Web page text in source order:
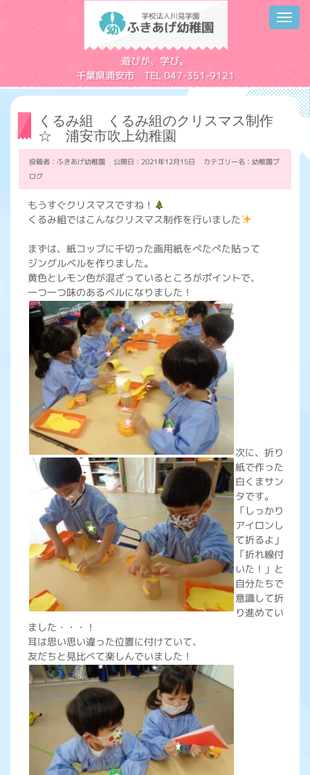
遊びが、学び。
千葉県浦安市 TEL 047-351-9121
くるみ組 くるみ組のクリスマス制作
☆ 浦安市吹上幼稚園
投稿者：ふきあげ幼稚園 公開日：2021年12月15日 カテゴリー名： 幼稚園ブ
ログ
もうすぐクリスマスですね！
くるみ組ではこんなクリスマス制作を行いました
まずは、紙コップに千切った画用紙をぺたぺた貼って
ジングルベルを作りました。
黄色とレモン色が混ざっているところがポイントで、
一つ一つ味のあるベルになりました！
次に、折り
紙で作った
白くまサン
タです。
「しっかり
アイロンし
て折るよ」
「折れ線付
いた！」と
自分たちで
意識して折
り進めてい
ました・・・！
耳は思い思い違った位置に付けていて、
友だちと見比べて楽しんでいました！